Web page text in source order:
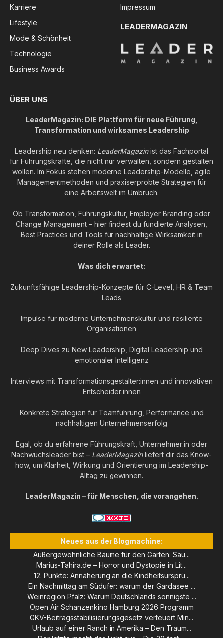
Karriere
Lifestyle
Mode & Schönheit
Technologie
Business Awards
Impressum
LEADERMAGAZIN
ÜBER UNS
LeaderMagazin: DIE Plattform für neue Führung,
Transformation und wirksames Leadership
Leadership neu denken: LeaderMagazinist das Fachportal
für Führungskräfte, die nicht nur verwalten, sondern gestalten
wollen. Im Fokus stehen moderne Leadership-Modelle, agile
Managementmethoden und praxiserprobte Strategien für
eine Arbeitswelt im Umbruch.
Ob Transformation, Führungskultur, Employer Branding oder
Change Management – hier findest du fundierte Analysen,
Best Practices und Tools für nachhaltige Wirksamkeit in
deiner Rolle als Leader.
Was dich erwartet:
Zukunftsfähige Leadership-Konzepte für C-Level, HR & Team
Leads
Impulse für moderne Unternehmenskultur und resiliente
Organisationen
Deep Dives zu New Leadership, Digital Leadership und
emotionaler Intelligenz
Interviews mit Transformationsgestalter:innen und innovativen
Entscheider:innen
Konkrete Strategien für Teamführung, Performance und
nachhaltigen Unternehmenserfolg
Egal, ob du erfahrene Führungskraft, Unternehmer:in oder
Nachwuchsleader bist – LeaderMagazinliefert dir das Know-
how, um Klarheit, Wirkung und Orientierung im Leadership-
Alltag zu gewinnen.
LeaderMagazin – für Menschen, die vorangehen.
Neues aus der Blogmachine:
Außergewöhnliche Bäume für den Garten: Säu...
Marius-Tahira.de – Horror und Dystopie in Lit...
12. Punkte: Annäherung an die Kindheitsursprü...
Ein Nachmittag am Südufer: warum der Gardasee ...
Weinregion Pfalz: Warum Deutschlands sonnigste ...
Open Air Schanzenkino Hamburg 2026 Programm
GKV-Beitragsstabilisierungsgesetz verteuert Min...
Urlaub auf einer Ranch in Amerika – Den Traum...